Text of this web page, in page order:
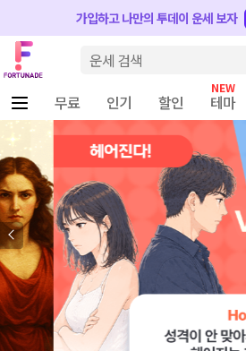
반복내용 건너뛰기
가입하고 나만의 투데이 운세 보자
무료 인기 할인 테마